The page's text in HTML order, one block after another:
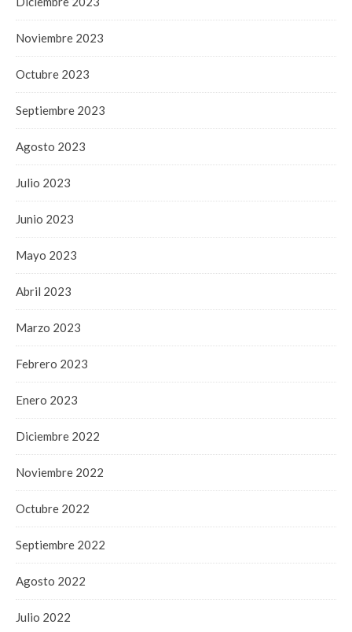
Noviembre 2023
Octubre 2023
Septiembre 2023
Agosto 2023
Julio 2023
Junio 2023
Mayo 2023
Abril 2023
Marzo 2023
Febrero 2023
Enero 2023
Diciembre 2022
Noviembre 2022
Octubre 2022
Septiembre 2022
Agosto 2022
Julio 2022